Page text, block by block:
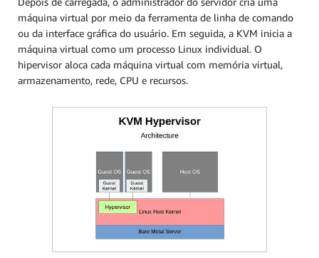
máquina virtual por meio da ferramenta de linha de comando
ou da interface gráfica do usuário. Em seguida, a KVM inicia a
máquina virtual como um processo Linux individual. O
hipervisor aloca cada máquina virtual com memória virtual,
armazenamento, rede, CPU e recursos.